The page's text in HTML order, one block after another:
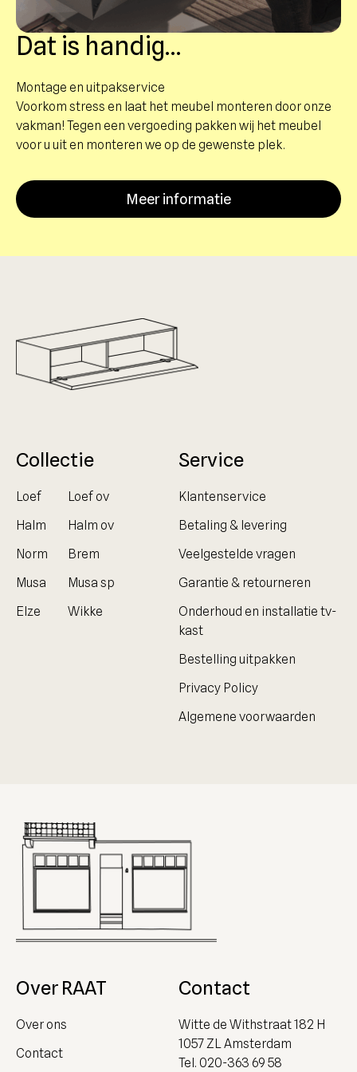
Dat is handig…
Montage en uitpakservice
Voorkom stress en laat het meubel monteren door onze
vakman! Tegen een vergoeding pakken wij het meubel
voor u uit en monteren we op de gewenste plek.
Meer informatie
Collectie
Loef
Loef ov
Halm
Halm ov
Norm
Brem
Musa
Musa sp
Elze
Wikke
Service
Klantenservice
Betaling & levering
Veelgestelde vragen
Garantie & retourneren
Onderhoud en installatie tv-
kast
Bestelling uitpakken
Privacy Policy
Algemene voorwaarden
Over RAAT
Over ons
Contact
Contact
Witte de Withstraat 182 H
1057 ZL Amsterdam
Tel. 020-363 69 58